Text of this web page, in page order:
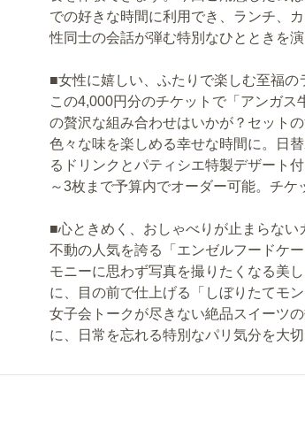
での好きな時間に利用でき、ランチ、
性同士の会話が弾む特別なひとときを演
■女性に嬉しい、ふたりで楽しむ至福の
この4,000円分のチケットで「アンガス
の贅沢な組み合わせはいかが？セット
色々な味を楽しめる幸せな時間に。日
るドリンクとパティシエ特製デザート
～3枚まで予算内でオーダー可能。チケ
■心ときめく、おしゃべりが止まらない
不動の人気を誇る「エンゼルフードケ
モニーに思わず写真を撮りたくなる美
に、目の前で仕上げる「しぼりたてモ
女子会トークが尽きない絶品スイーツ
に、日常を忘れる特別なパリ気分を大